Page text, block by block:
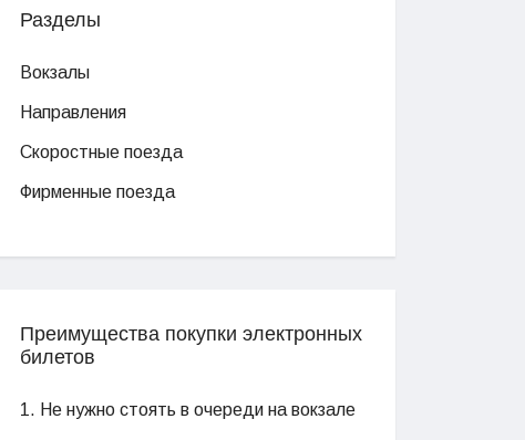
Разделы
Вокзалы
Направления
Скоростные поезда
Фирменные поезда
Преимущества покупки электронных
билетов
1. Не нужно стоять в очереди на вокзале